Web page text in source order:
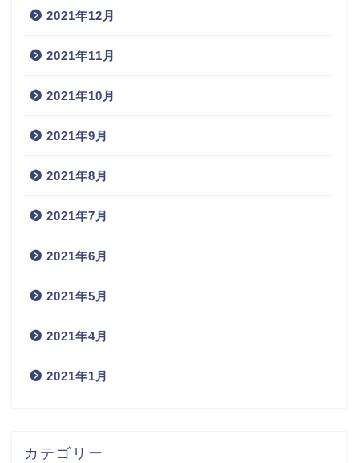
2021年12月
2021年11月
2021年10月
2021年9月
2021年8月
2021年7月
2021年6月
2021年5月
2021年4月
2021年1月
カテゴリー